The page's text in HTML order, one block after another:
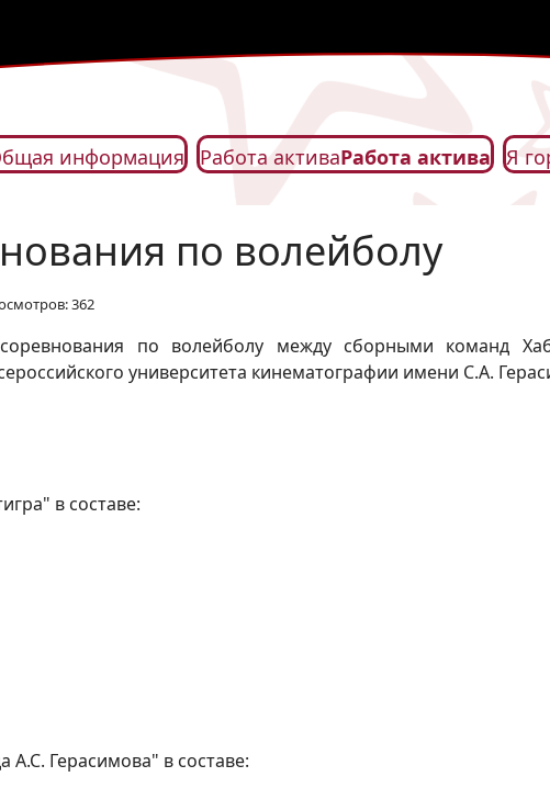
информация Работа активаРабота актива Я
по волейболу
362
по волейболу между сборными команд
университета кинематографии имени С.А.
в составе:
А.С. Герасимова" в составе: